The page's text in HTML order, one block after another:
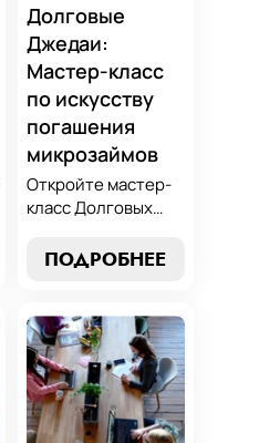
Долговые
Джедаи:
Мастер-класс
по искусству
погашения
микрозаймов
Откройте мастер-
класс Долговых
погашению
финансового
равновесия.
Узнайте, как
управлять долгами
и достичь
ПОДРОБНЕЕ